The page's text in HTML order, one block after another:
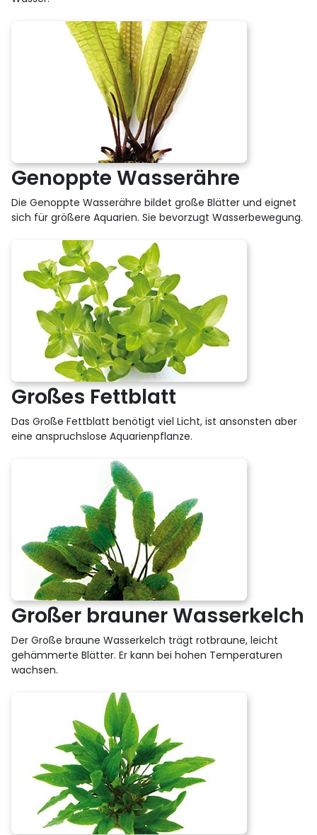
Genoppte Wasserähre
Die Genoppte Wasserähre bildet große Blätter und eignet
sich für größere Aquarien. Sie bevorzugt Wasserbewegung.
Großes Fettblatt
Das Große Fettblatt benötigt viel Licht, ist ansonsten aber
eine anspruchslose Aquarienpflanze.
Großer brauner Wasserkelch
Der Große braune Wasserkelch trägt rotbraune, leicht
gehämmerte Blätter. Er kann bei hohen Temperaturen
wachsen.